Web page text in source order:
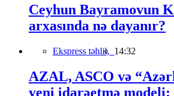
Ceyhun Bayramovun
arxasında nə dayanır?
Ekspress təhlil, 14:32
AZAL, ASCO və
yeni idarəetmə modeli: